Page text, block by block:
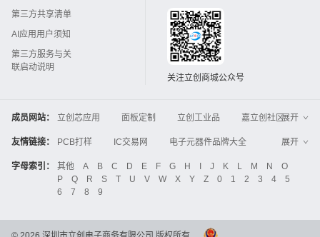
第三方共享清单
AI应用用户须知
第三方服务与关
联启动说明
关注立创商城公众号
成员网站： 立创芯应用 面板定制 立创工业品
嘉立创社区
3D打印
嘉立创FPC 嘉立创PCB
嘉立创FA
Global Website LCSC
ZXHPCB
展开
友情链接： PCB打样 IC交易网
电子元器件品牌大全
中国IC网
智能电网 机电设备
电子工程网
晶振
电子技术应用 21icsearch
电子展
工业品采购
IC电子网 锂电池 集成灶
展开
字母索引： 其他 A B C D E F G H J K L M N
O
P
Q R S T U V W X Y Z 0 1 2 3 4
5
6
7 8 9